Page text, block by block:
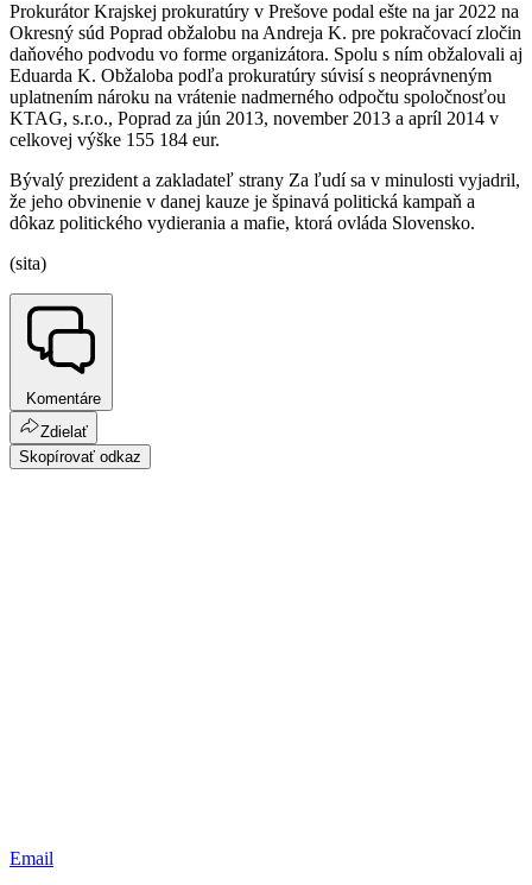
Prokurátor Krajskej prokuratúry v Prešove podal ešte na jar 2022 na
Okresný súd Poprad obžalobu na Andreja K. pre pokračovací zločin
daňového podvodu vo forme organizátora. Spolu s ním obžalovali aj
Eduarda K. Obžaloba podľa prokuratúry súvisí s neoprávneným
uplatnením nároku na vrátenie nadmerného odpočtu spoločnosťou
KTAG, s.r.o., Poprad za jún 2013, november 2013 a apríl 2014 v
celkovej výške 155 184 eur.
Bývalý prezident a zakladateľ strany Za ľudí sa v minulosti vyjadril,
že jeho obvinenie v danej kauze je špinavá politická kampaň a
dôkaz politického vydierania a mafie, ktorá ovláda Slovensko.
(sita)
Komentáre
Zdielať
Skopírovať odkaz
Email